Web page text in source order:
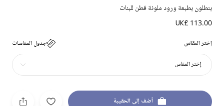
بنطلون بطبعة ورود ملونة قطن للبنات
UK£ 113.00
إختر المقاس جدول المقاسات
إختر المقاس
أضف إلى الحقيبة